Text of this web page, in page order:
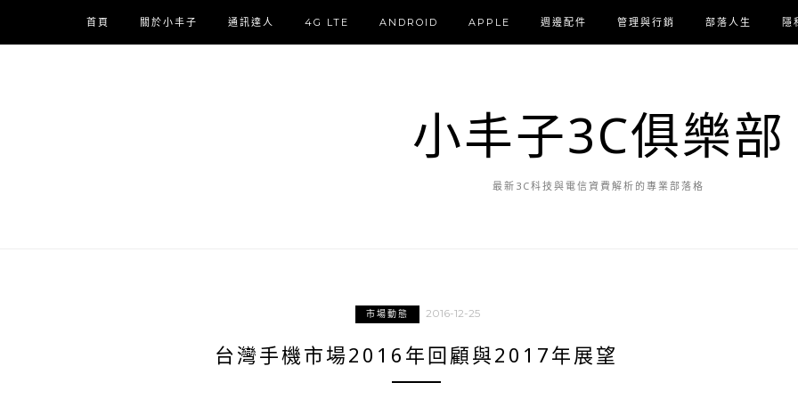
首頁 關於小丰子 通訊達人 4G LTE ANDROID APPLE 週邊配件 管理與行銷 部落人生 隱
小丰子3C俱樂部
最新3C科技與電信資費解析的專業部落格
市場動態 2016-12-25
台灣手機市場2016年回顧與2017年展望